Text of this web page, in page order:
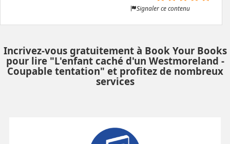
Signaler ce contenu
Incrivez-vous gratuitement à Book Your Books
pour lire "L'enfant caché d'un Westmoreland -
Coupable tentation" et profitez de nombreux
services